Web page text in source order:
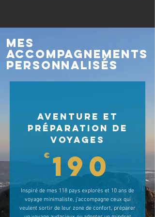
mes
accompagnements
personnalisés
Aventure et
préparation de
voyages
€ 190
Inspiré de mes 118 pays explorés et 10 ans de
voyage minimaliste, j’accompagne ceux qui
veulent sortir de leur zone de confort, préparer